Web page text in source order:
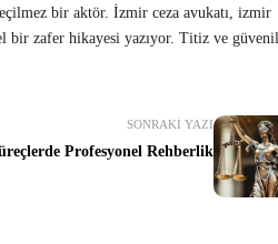
bir aktör. İzmir ceza avukatı, izmir
bir zafer hikayesi yazıyor. Titiz ve
SONRAKI YAZI
Profesyonel Rehberlik